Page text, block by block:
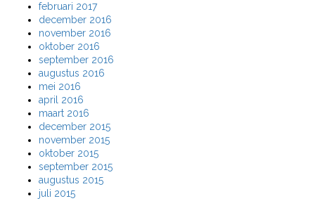
februari 2017
december 2016
november 2016
oktober 2016
september 2016
augustus 2016
mei 2016
april 2016
maart 2016
december 2015
november 2015
oktober 2015
september 2015
augustus 2015
juli 2015